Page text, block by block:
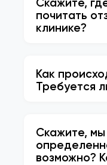
почитать
клинике?
Как
Требуется
Скажите, мы
возможно?